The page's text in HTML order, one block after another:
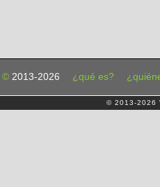
© 2013-2026 ¿qué es?
© 2013-2026